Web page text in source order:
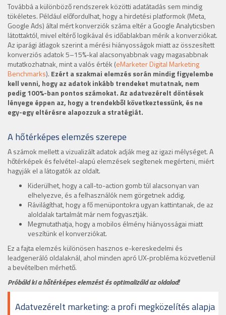
Továbbá a különböző rendszerek közötti adatátadás sem mindig
tökéletes. Például előfordulhat, hogy a hirdetési platformok (Meta,
Google Ads) által mért konverziók száma eltér a Google Analyticsben
látottaktól, mivel eltérő logikával és időablakban mérik a konverziókat.
Az iparági átlagok szerint a mérési hiányosságok miatt az összesített
konverziós adatok 5–15%-kal alacsonyabbnak vagy magasabbnak
mutatkozhatnak, mint a valós érték (eMarketer Digital Marketing
Benchmarks). Ezért a szakmai elemzés során mindig figyelembe
kell venni, hogy az adatok inkább trendeket mutatnak, nem
pedig 100%-ban pontos számokat. Az adatvezérelt döntések
lényege éppen az, hogy a trendekből következtessünk, és ne
egy-egy eltérésre alapozzuk a stratégiát.
A hőtérképes elemzés szerepe
A számok mellett a vizualizált adatok adják meg az igazi mélységet. A
hőtérképek és felvétel-alapú elemzések segítenek megérteni, miért
hagyják el a látogatók az oldalt.
Kiderülhet, hogy a call-to-action gomb túl alacsonyan van
elhelyezve, és a felhasználók nem görgetnek addig.
Rávilágíthat, hogy a fő menüpontokra ugyan kattintanak, de az
aloldalak tartalmát már nem fogyasztják.
Megmutathatja, hogy a mobilos élmény hiányosságai miatt
veszítünk el konverziókat.
Ez a fajta elemzés különösen hasznos e-kereskedelmi és
leadgeneráló oldalaknál, ahol minden apró UX-probléma közvetlenül
a bevételben mérhető.
Próbáld ki a hőtérképes elemzést és optimalizáld az oldalad!
Adatvezérelt marketing: a profi megközelítés alapja